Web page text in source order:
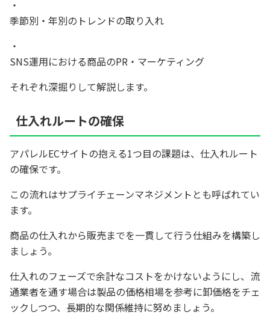
季節別・年別のトレンドの取り入れ
SNS運用における商品のPR・マーケティング
それぞれ深掘りして解説します。
仕入れルートの確保
アパレルECサイトの抱える1つ目の課題は、仕入れルート
の確保です。
この流れはサプライチェーンマネジメントとも呼ばれてい
ます。
商品の仕入れから販売までを一貫して行う仕組みを構築し
ましょう。
仕入れのフェーズで余計なコストをかけないようにし、流
通業者を通す場合は製品の価格相場を参考に卸価格をチェ
ックしつつ、長期的な関係維持に努めましょう。